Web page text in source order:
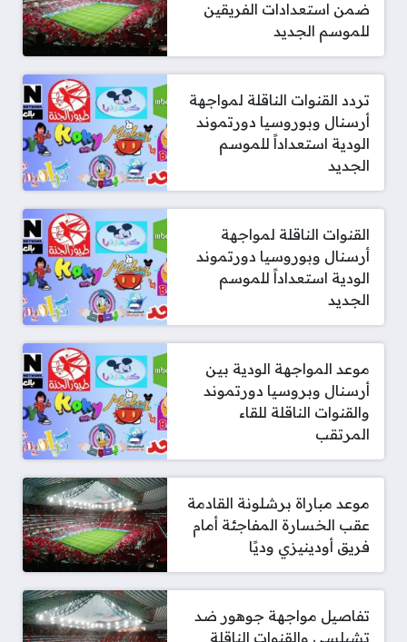
ضمن استعدادات الفريقين
للموسم الجديد
تردد القنوات الناقلة لمواجهة
أرسنال وبوروسيا دورتموند
الودية استعداداً للموسم
الجديد
القنوات الناقلة لمواجهة
أرسنال وبوروسيا دورتموند
الودية استعداداً للموسم
الجديد
موعد المواجهة الودية بين
أرسنال وبروسيا دورتموند
والقنوات الناقلة للقاء
المرتقب
موعد مباراة برشلونة القادمة
عقب الخسارة المفاجئة أمام
فريق أودينيزي وديًا
تفاصيل مواجهة جوهور ضد
تشيلسي والقنوات الناقلة